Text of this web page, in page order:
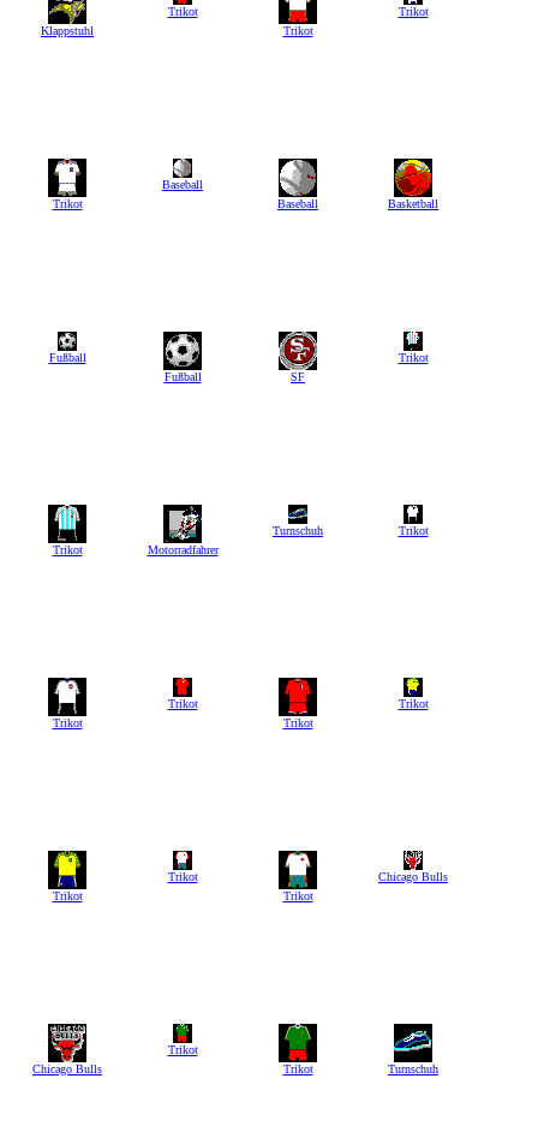
Klappstuhl
Trikot
Trikot
Trikot
Trikot
Baseball
Baseball
Basketball
Fußball
Fußball
SF
Trikot
Trikot Motorradfahrer
Turnschuh Trikot
Trikot
Trikot
Trikot
Trikot
Trikot
Trikot
Trikot
Chicago Bulls
Chicago Bulls
Trikot
Trikot
Turnschuh